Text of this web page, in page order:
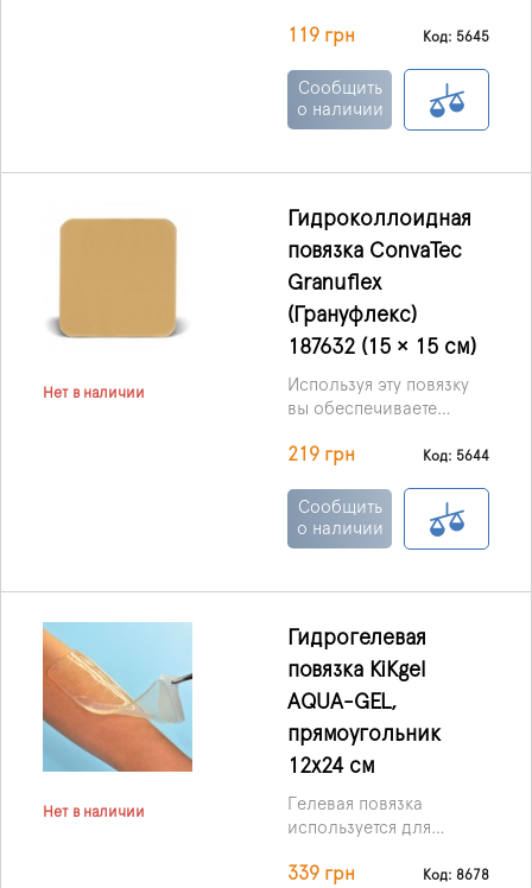
раневой поверхности,
процессы заживления,
и тем самым
способствуя
очищению раны.
119 грн Код: 5645
Сообщить
о наличии
Нет в наличии
Гидроколлоидная
повязка ConvaTec
Granuflex
(Грануфлекс)
187632 (15 × 15 см)
Используя эту повязку
вы обеспечиваете
раневой поверхности,
процессы заживления,
и тем самым
способствуя
очищению раны.
219 грн Код: 5644
Сообщить
о наличии
Нет в наличии
Гидрогелевая
повязка KiKgеl
AQUA-GEL,
прямоугольник
12х24 см
Гелевая повязка
используется для
ожоговых ран,
339 грн Код: 8678